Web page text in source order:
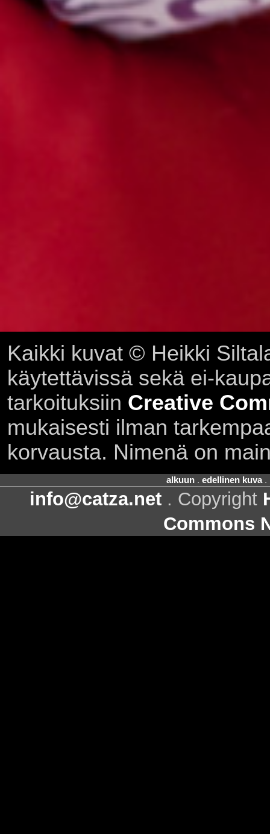
Kaikki kuvat © Heikki
käytettävissä sekä ei-
tarkoituksiin Creative
mukaisesti ilman
korvausta. Nimenä on
alkuun. edellinen kuva.
info@catza.net . Copyright
Commons